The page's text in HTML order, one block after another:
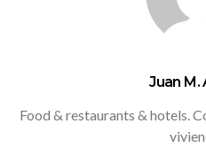
Juan M.
Food & restaurants & hotels.